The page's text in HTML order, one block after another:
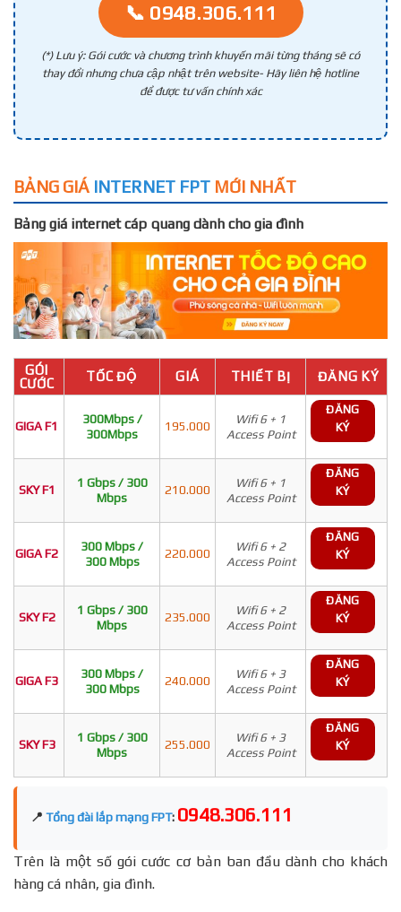
📞 0948.306.111
(*) Lưu ý: Gói cước và chương trình khuyến mãi từng tháng sẽ có
thay đổi nhưng chưa cập nhật trên website- Hãy liên hệ hotline
để được tư vấn chính xác
BẢNG GIÁ INTERNET FPT MỚI NHẤT
Bảng giá internet cáp quang dành cho gia đình
GÓI
CƯỚC
TỐC ĐỘ GIÁ THIẾT BỊ ĐĂNG KÝ
GIGA F1
300Mbps /
300Mbps
195.000
Wifi 6 + 1
Access Point
ĐĂNG
KÝ
SKY F1
1 Gbps / 300
Mbps
210.000
Wifi 6 + 1
Access Point
ĐĂNG
KÝ
GIGA F2
300 Mbps /
300 Mbps
220.000
Wifi 6 + 2
Access Point
ĐĂNG
KÝ
SKY F2
1 Gbps / 300
Mbps
235.000
Wifi 6 + 2
Access Point
ĐĂNG
KÝ
GIGA F3
300 Mbps /
300 Mbps
240.000
Wifi 6 + 3
Access Point
ĐĂNG
KÝ
SKY F3
1 Gbps / 300
Mbps
255.000
Wifi 6 + 3
Access Point
ĐĂNG
KÝ
📍 Tổng đài lắp mạng FPT: 0948.306.111
Trên là một số gói cước cơ bản ban đầu dành cho khách
hàng cá nhân, gia đình.